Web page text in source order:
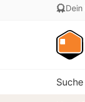
Suche